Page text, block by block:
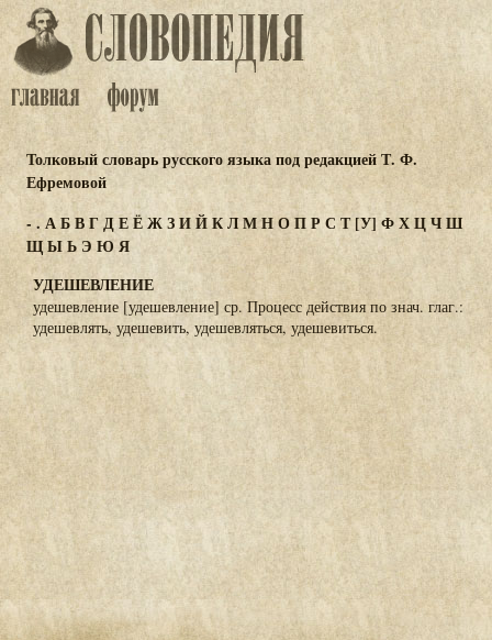
Толковый словарь русского языка под редакцией Т. Ф.
Ефремовой
- . АБВГДЕЁЖЗИЙКЛМНОПР С Т[У] ФХЦЧШ
ЩЫЬЭ ЮЯ
УДЕШЕВЛЕНИЕ
удешевление [удешевление] ср. Процесс действия по знач. глаг.:
удешевлять, удешевить, удешевляться, удешевиться.